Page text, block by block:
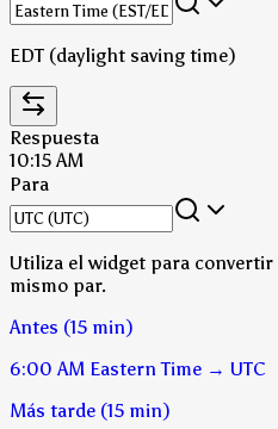
EDT (daylight saving time)
Respuesta
10:15 AM
Para
Utiliza el widget para
mismo par.
Antes (15 min)
6:00 AM Eastern Time → UTC
Más tarde (15 min)